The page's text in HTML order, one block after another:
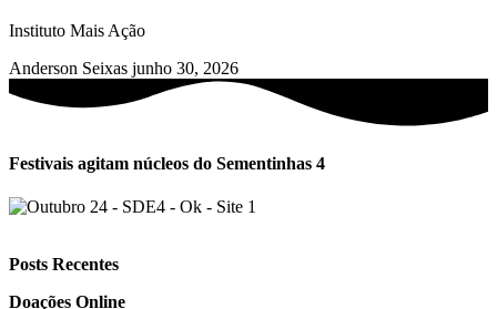
Instituto Mais Ação
Anderson Seixas junho 30, 2026
Festivais agitam núcleos do Sementinhas 4
Posts Recentes
Doações Online